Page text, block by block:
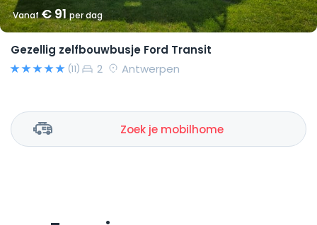
Vanaf€ 91per dag
Gezellig zelfbouwbusje Ford Transit
(11) 2 Antwerpen
Zoek je mobilhome